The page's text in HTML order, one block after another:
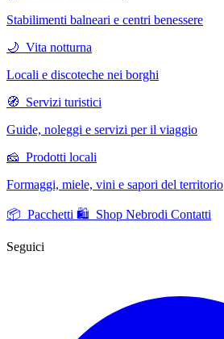
Stabilimenti balneari e centri benessere
🌙 Vita notturna
Locali e discoteche nei borghi
🧭 Servizi turistici
Guide, noleggi e servizi per il viaggio
🧀 Prodotti locali
Formaggi, miele, vini e sapori del territorio
📦 Pacchetti 🛍️ Shop Nebrodi Contatti
Seguici